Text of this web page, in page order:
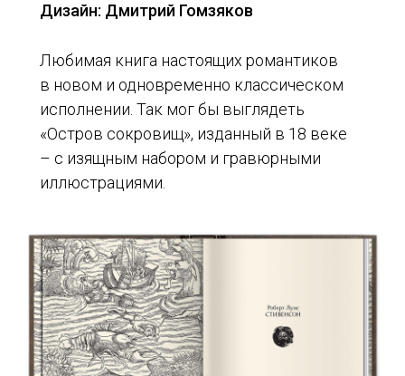
Дизайн: Дмитрий Гомзяков
Любимая книга настоящих романтиков
в новом и одновременно классическом
исполнении. Так мог бы выглядеть
«Остров сокровищ», изданный в 18 веке
– с изящным набором и гравюрными
иллюстрациями.